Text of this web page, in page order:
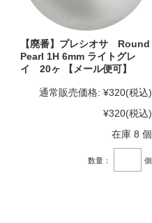
【廃番】プレシオサ Round
Pearl 1H 6mm ライトグレ
イ 20ヶ 【メール便可】
通常販売価格: ¥320(税込)
¥320(税込)
在庫 8 個
数量： 個